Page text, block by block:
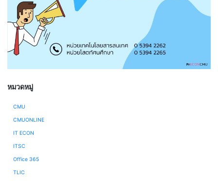
หมวดหมู่
CMU
CMUONLINE
IT ECON
ITSC
Office 365
TLIC